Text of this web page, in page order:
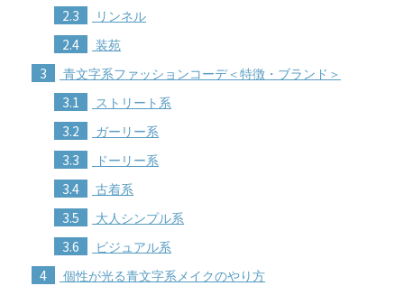
2.3 リンネル
2.4 装苑
3 青文字系ファッションコーデ＜特徴・ブランド＞
3.1 ストリート系
3.2 ガーリー系
3.3 ドーリー系
3.4 古着系
3.5 大人シンプル系
3.6 ビジュアル系
4 個性が光る青文字系メイクのやり方